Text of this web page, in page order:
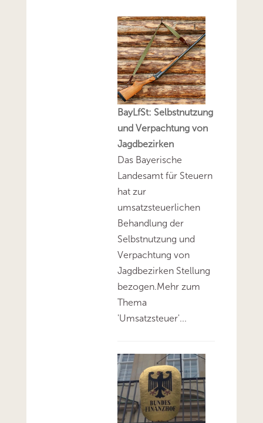
BayLfSt: Selbstnutzung
und Verpachtung von
Jagdbezirken
Das Bayerische
Landesamt für Steuern
hat zur
umsatzsteuerlichen
Behandlung der
Selbstnutzung und
Verpachtung von
Jagdbezirken Stellung
bezogen.Mehr zum
Thema
'Umsatzsteuer'...